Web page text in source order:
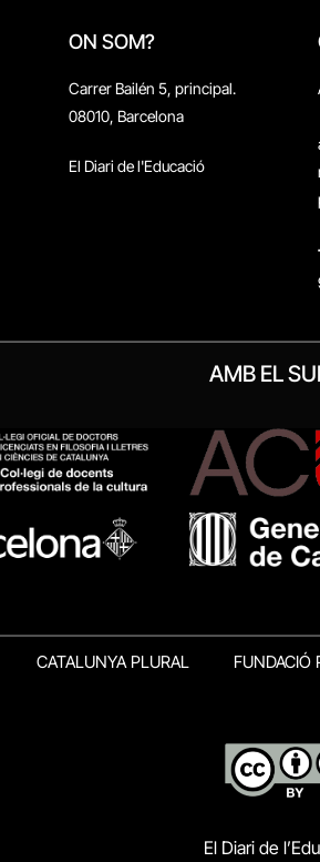
ON SOM?
Carrer Bailén 5, principal.
08010, Barcelona
El Diari de l'Educació
AMB EL
CATALUNYA PLURAL FUNDACIÓ
El Diari de